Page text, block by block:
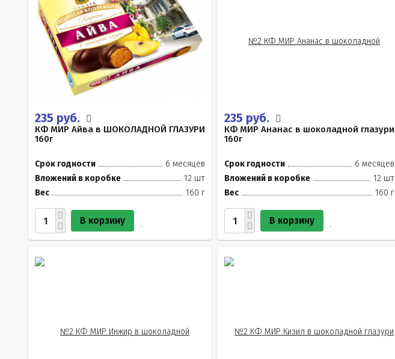
235 руб.
КФ МИР Айва в ШОКОЛАДНОЙ ГЛАЗУРИ
160г
Срок годности
6 месяцев
Вложений в коробке
12 шт
Вес
160 г
В корзину
235 руб.
КФ МИР Ананас в шоколадной глазури
160г
Срок годности
6 месяцев
Вложений в коробке
12 шт
Вес
160 г
В корзину